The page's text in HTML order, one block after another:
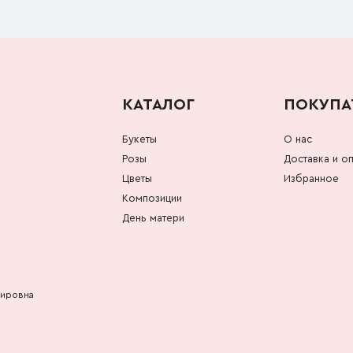
КАТАЛОГ
Букеты
Розы
Цветы
Композиции
День матери
О нас
Доставка и
Избранное